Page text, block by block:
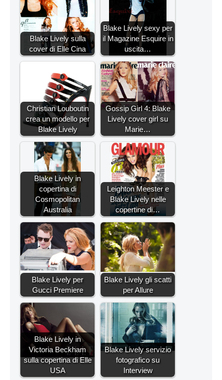
Blake Lively sulla
cover di Elle Cina
Blake Lively sexy per
il Magazine Esquire in
uscita…
Christian Louboutin
crea un modello per
Blake Lively
Gossip Girl 4: Blake
Lively cover girl su
Marie…
Blake Lively in
copertina di
Cosmopolitan
Australia
Leighton Meester e
Blake Lively nelle
copertine di…
Blake Lively per
Gucci Premiere
Blake Lively gli scatti
per Allure
Blake Lively in
Victoria Beckham
sulla copertina di Elle
USA
Blake Lively servizio
fotografico su
Interview